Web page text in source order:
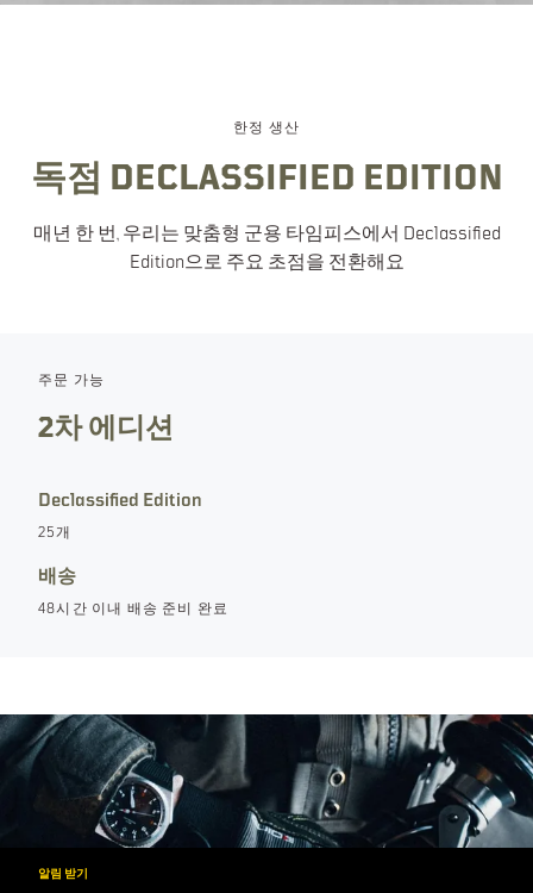
한정 생산
독점 DECLASSIFIED EDITION
매년 한 번, 우리는 맞춤형 군용 타임피스에서 Declassified
Edition으로 주요 초점을 전환해요
주문 가능
2차 에디션
Declassified Edition
25개
배송
48시간 이내 배송 준비 완료
알림 받기